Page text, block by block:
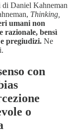
Daniel Kahneman
Thinking,
umani non
razionale, bensì
pregiudizi. Ne
con
o